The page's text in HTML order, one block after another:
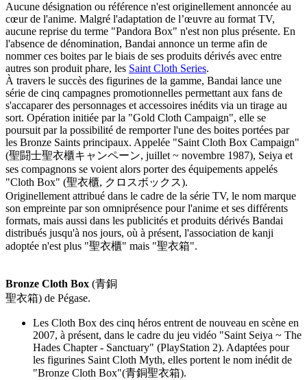
Aucune désignation ou référence n'est originellement annoncée au
cœur de l'anime. Malgré l'adaptation de l’œuvre au format TV,
aucune reprise du terme "Pandora Box" n'est non plus présente. En
l'absence de dénomination, Bandai annonce un terme afin de
nommer ces boites par le biais de ses produits dérivés avec entre
autres son produit phare, les Saint Cloth Series.
À travers le succès des figurines de la gamme, Bandai lance une
série de cinq campagnes promotionnelles permettant aux fans de
s'accaparer des personnages et accessoires inédits via un tirage au
sort. Opération initiée par la "Gold Cloth Campaign", elle se
poursuit par la possibilité de remporter l'une des boites portées par
les Bronze Saints principaux. Appelée "Saint Cloth Box Campaign"
(聖闘士聖衣櫃キャンペーン, juillet ~ novembre 1987), Seiya et
ses compagnons se voient alors porter des équipements appelés
"Cloth Box" (聖衣櫃, クロスボックス).
Originellement attribué dans le cadre de la série TV, le nom marque
son empreinte par son omniprésence pour l'anime et ses différents
formats, mais aussi dans les publicités et produits dérivés Bandai
distribués jusqu'à nos jours, où à présent, l'association de kanji
adoptée n'est plus "聖衣櫃" mais "聖衣箱".
Bronze Cloth Box (青銅
聖衣箱) de Pégase.
Les Cloth Box des cinq héros entrent de nouveau en scène en
2007, à présent, dans le cadre du jeu vidéo "Saint Seiya ~ The
Hades Chapter - Sanctuary" (PlayStation 2). Adaptées pour
les figurines Saint Cloth Myth, elles portent le nom inédit de
"Bronze Cloth Box"(青銅聖衣箱).